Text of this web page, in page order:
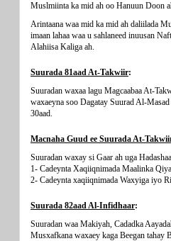
Muslmiinta ka mid ah oo Hanuun Doon
Arintaana waa mid ka mid ah daliilada
imaan lahaa waa u sahlaneed inuusan
Alahiisa Kaliga ah.
Suurada 81aad At-Takwiir:
Suuradan waxaa lagu Magcaabaa At-
waxaeyna soo Dagatay Suurad Al-
30aad.
Macnaha Guud ee Suurada At-
Suuradan waxay si Gaar ah uga
1- Cadeynta Xaqiiqnimada Maalinka
2- Cadeynta xaqiiqnimada Waxyiga iyo
Suurada 82aad Al-Infidhaar:
Suuradan waa Makiyah, Cadadka
Musxafkana waxaey kaga Beegan tahay